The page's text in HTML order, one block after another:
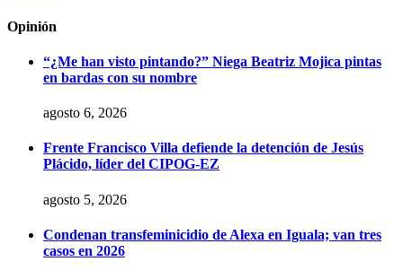
Opinión
“¿Me han visto pintando?” Niega Beatriz Mojica pintas
en bardas con su nombre
agosto 6, 2026
Frente Francisco Villa defiende la detención de Jesús
Plácido, líder del CIPOG-EZ
agosto 5, 2026
Condenan transfeminicidio de Alexa en Iguala; van tres
casos en 2026